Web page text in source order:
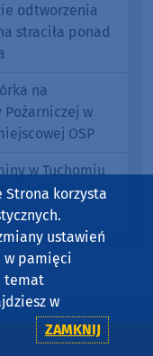
odtworzenia
straciła ponad
na
Pożarniczej w
OSP
w Tuchomiu
kończyłkorzysta
ustawień
w pamięci
temat
w
ZAMKNIJ